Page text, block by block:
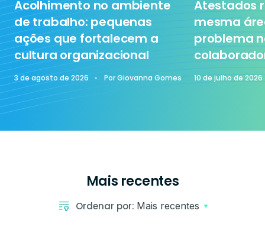
Tecnologia
Treinamento
Acolhimento no ambiente
de trabalho: pequenas
ações que fortalecem a
cultura organizacional
3 de agosto de 2026 PorGiovanna Gomes
Atestados
mesma
problema
10 de julho de 2026
Mais recentes
Ordenar por: Mais recentes